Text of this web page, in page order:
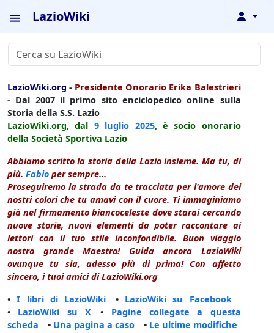
LazioWiki ↓
LazioWiki.org - Presidente Onorario Erika Balestrieri
- Dal 2007 il primo sito enciclopedico online sulla
Storia della S.S. Lazio
LazioWiki.org, dal 9 luglio 2025, è socio onorario
della Società Sportiva Lazio
Abbiamo scritto la storia della Lazio insieme. Ma tu, di
più. Fabio per sempre...
Proseguiremo la strada da te tracciata per l'amore dei
nostri colori che tu amavi con il cuore. Ti immaginiamo
già nel firmamento biancoceleste dove starai cercando
nuove storie, nuovi elementi da poter raccontare ai
lettori con il tuo stile inconfondibile. Buon viaggio
nostro grande Maestro! Guida ancora LazioWiki
ovunque tu sia, adesso più di prima! Con affetto
sincero, i tuoi amici di LazioWiki.org
•I libri di LazioWiki • LazioWiki su Facebook
• LazioWiki su X • Pagine collegate a questa
scheda • Una pagina a caso • Le ultime modifiche